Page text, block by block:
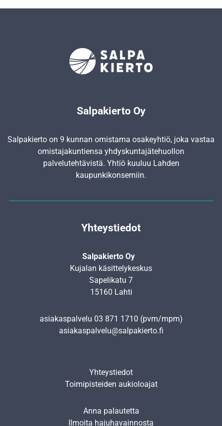
Salpakierto Oy
Salpakierto on 9 kunnan omistama osakeyhtiö, joka vastaa
omistajakuntiensa yhdyskunta­jätehuollon
palvelutehtävistä. Yhtiö kuuluu Lahden
kaupunkikonserniin.
Yhteystiedot
Salpakierto Oy
Kujalan käsittelykeskus
Sapelikatu 7
15160 Lahti
asiakaspalvelu 03 871 1710 (pvm/mpm)
asiakaspalvelu@salpakierto.fi
Yhteystiedot
Toimipisteiden aukioloajat
Anna palautetta
Ilmoita hajuhavainnosta